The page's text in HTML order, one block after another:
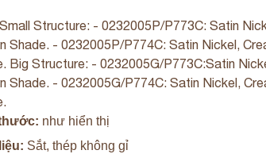
Small Structure: - 0232005P/P773C: Satin
Shade. - 0232005P/P774C: Satin Nickel,
Big Structure: - 0232005G/P773C:Satin
Shade. - 0232005G/P774C: Satin Nickel,
như hiển thị
Sắt, thép không gỉ